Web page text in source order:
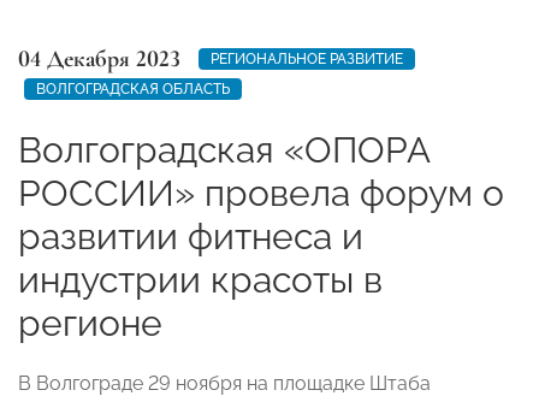
04 Декабря 2023
РЕГИОНАЛЬНОЕ РАЗВИТИЕ
ВОЛГОГРАДСКАЯ ОБЛАСТЬ
Волгоградская «ОПОРА
РОССИИ» провела форум о
развитии фитнеса и
индустрии красоты в
регионе
В Волгограде 29 ноября на площадке Штаба